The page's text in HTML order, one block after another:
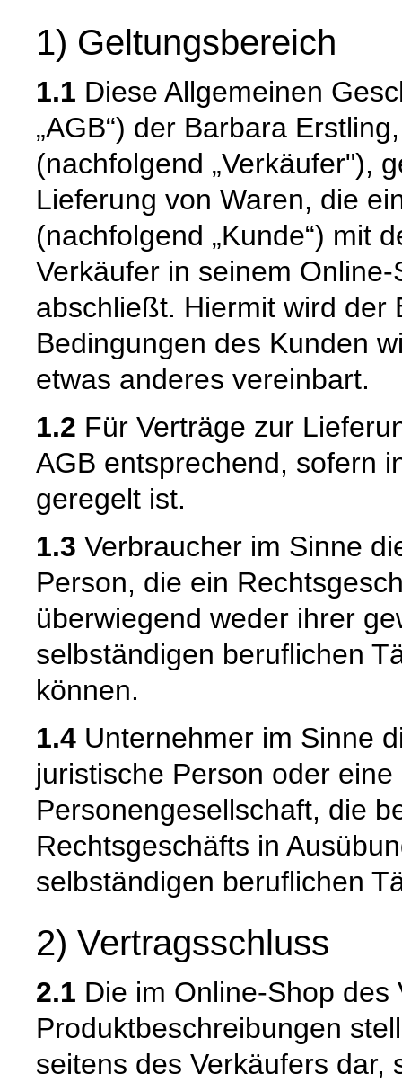
1) Geltungsbereich
1.1 Diese Allgemeinen
„AGB“) der Barbara
(nachfolgend „Verkäufer"),
Lieferung von Waren, die
(nachfolgend „Kunde“) mit
Verkäufer in seinem
abschließt. Hiermit wird der
Bedingungen des Kunden
etwas anderes vereinbart.
1.2 Für Verträge zur
AGB entsprechend, sofern
geregelt ist.
1.3 Verbraucher im Sinne
Person, die ein
überwiegend weder ihrer
selbständigen beruflichen
können.
1.4 Unternehmer im Sinne
juristische Person oder
Personengesellschaft, die
Rechtsgeschäfts in
selbständigen beruflichen
2) Vertragsschluss
2.1 Die im Online-Shop
Produktbeschreibungen
seitens des Verkäufers dar,